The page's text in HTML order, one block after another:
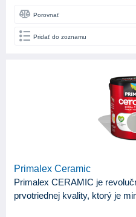
Porovnať
Pridať do zoznamu
Primalex Ceramic
Primalex CERAMIC je
prvotriednej kvality, ktorý je